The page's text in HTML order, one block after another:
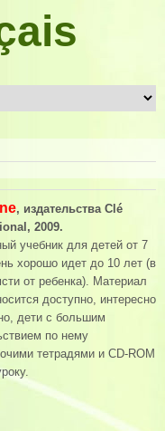
, издательства Clé
2009.
учебник для детей от 7
хорошо идет до 10 лет (в
от ребенка). Материал
доступно, интересно
дети с большим
по нему
тетрадями и СD-ROM